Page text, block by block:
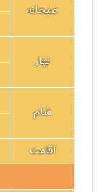
صبحانه
نهار
شام
اقامت